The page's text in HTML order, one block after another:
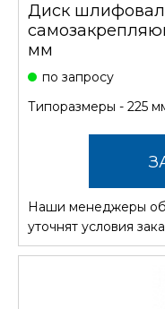
Диск
мм
по запросу
Типоразмеры - 225
Наши менеджеры
уточнят условия